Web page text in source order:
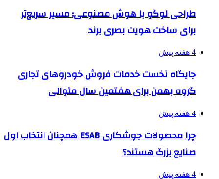
طراحی لوگو با هوش مصنوعی؛ مسیر سریع‌تر
برای ساخت هویت بصری برند
4 هفته پیش
جایگاه نخست خدمات فروش خودروهای تجاری
گروه بهمن برای هفتمین سال متوالی
4 هفته پیش
چرا محصولات جوشکاری ESAB همچنان انتخاب اول
صنایع بزرگ هستند؟
4 هفته پیش